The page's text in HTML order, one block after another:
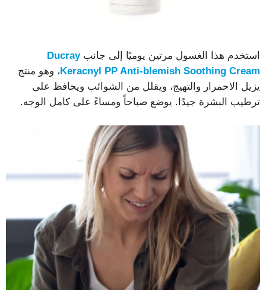
استخدم هذا الغسول مرتين يوميًا إلى جانبDucray
Keracnyl PP Anti-blemish Soothing Cream، وهو منتج
يزيل الاحمرار والتهيج، ويقلل من الشوائب ويحافظ على
ترطيب البشرة جيدًا. يوضع صباحاً ومساءً على كامل الوجه.